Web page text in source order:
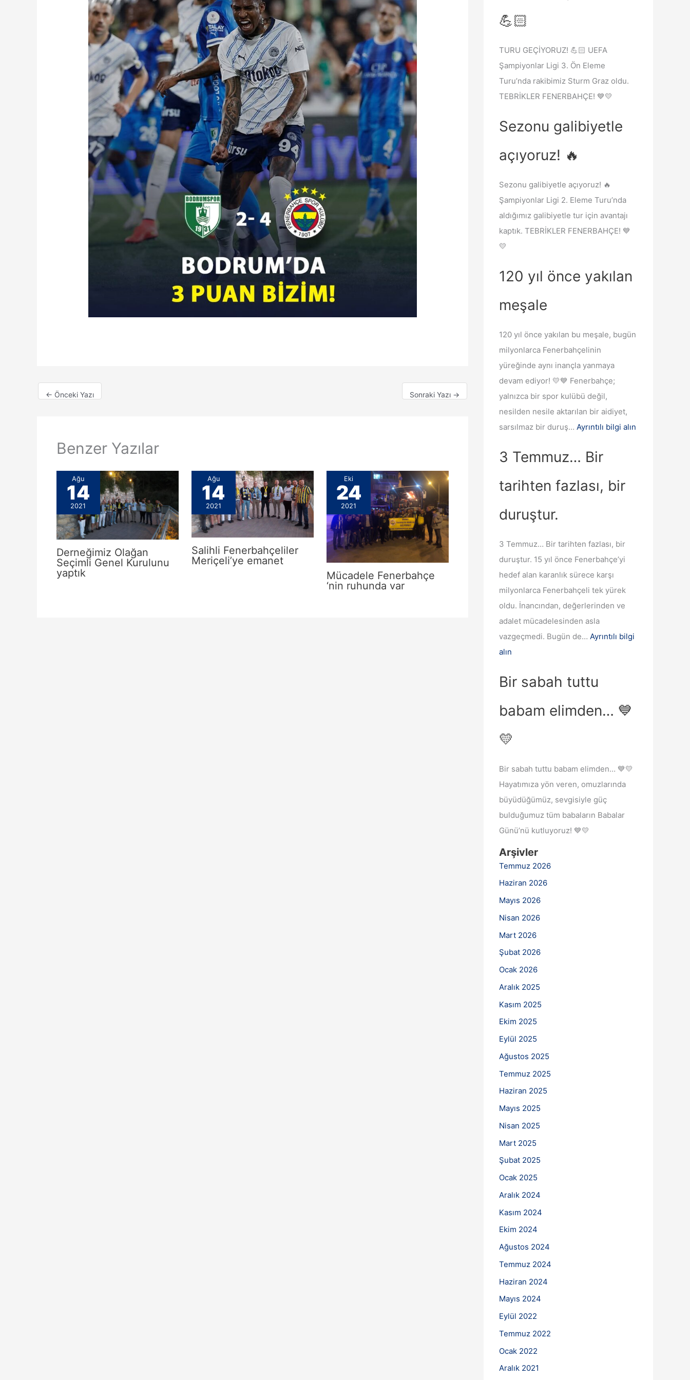
← Önceki Yazı Sonraki Yazı →
Benzer Yazılar
Ağu
14
2021
Derneğimiz Olağan
Seçimli Genel Kurulunu
yaptık
Ağu
14
2021
Salihli Fenerbahçeliler
Meriçeli’ye emanet
Eki
24
2021
Mücadele Fenerbahçe
‘nin ruhunda var
💪🏻
TURU GEÇİYORUZ! 💪🏻 UEFA
Şampiyonlar Ligi 3. Ön Eleme
Turu’nda rakibimiz Sturm Graz oldu.
TEBRİKLER FENERBAHÇE! 💙💛
Sezonu galibiyetle
açıyoruz! 🔥
Sezonu galibiyetle açıyoruz! 🔥
Şampiyonlar Ligi 2. Eleme Turu’nda
aldığımız galibiyetle tur için avantajı
kaptık. TEBRİKLER FENERBAHÇE! 💙
💛
120 yıl önce yakılan
meşale
120 yıl önce yakılan bu meşale, bugün
milyonlarca Fenerbahçelinin
yüreğinde aynı inançla yanmaya
devam ediyor! 💛💙 Fenerbahçe;
yalnızca bir spor kulübü değil,
nesilden nesile aktarılan bir aidiyet,
sarsılmaz bir duruş… Ayrıntılı bilgi alın
3 Temmuz… Bir
tarihten fazlası, bir
duruştur.
3 Temmuz… Bir tarihten fazlası, bir
duruştur. 15 yıl önce Fenerbahçe’yi
hedef alan karanlık sürece karşı
milyonlarca Fenerbahçeli tek yürek
oldu. İnancından, değerlerinden ve
adalet mücadelesinden asla
vazgeçmedi. Bugün de… Ayrıntılı bilgi
alın
h
e
n
f
a
l
s
u
u
t
u
r
.
Bir sabah tuttu
babam elimden… 💙
💛
Bir sabah tuttu babam elimden… 💙💛
Hayatımıza yön veren, omuzlarında
büyüdüğümüz, sevgisiyle güç
bulduğumuz tüm babaların Babalar
Günü’nü kutluyoruz! 💙💛
Arşivler
Temmuz 2026
Haziran 2026
Mayıs 2026
Nisan 2026
Mart 2026
Şubat 2026
Ocak 2026
Aralık 2025
Kasım 2025
Ekim 2025
Eylül 2025
Ağustos 2025
Temmuz 2025
Haziran 2025
Mayıs 2025
Nisan 2025
Mart 2025
Şubat 2025
Ocak 2025
Aralık 2024
Kasım 2024
Ekim 2024
Ağustos 2024
Temmuz 2024
Haziran 2024
Mayıs 2024
Eylül 2022
Temmuz 2022
Ocak 2022
Aralık 2021